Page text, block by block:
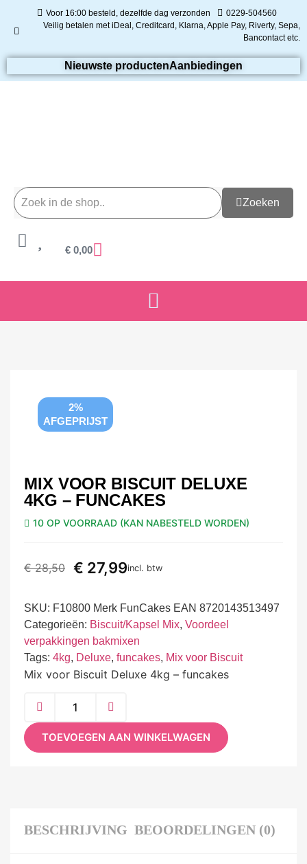
Voor 16:00 besteld, dezelfde dag verzonden
0229-504560
Veilig betalen met iDeal, Creditcard, Klarna, Apple Pay, Riverty, Sepa,
Bancontact etc.
Nieuwste productenAanbiedingen
Zoeken
€ 0,00
2%
AFGEPRIJST
MIX VOOR BISCUIT DELUXE
4KG – FUNCAKES
10 OP VOORRAAD (KAN NABESTELD WORDEN)
€28,50 € 27,99incl. btw
SKU: F10800 Merk FunCakes EAN 8720143513497
Categorieën: Biscuit/Kapsel Mix, Voordeel
verpakkingen bakmixen
Tags: 4kg, Deluxe, funcakes, Mix voor Biscuit
Mix voor Biscuit Deluxe 4kg – funcakes
TOEVOEGEN AAN WINKELWAGEN
BESCHRIJVING BEOORDELINGEN (0)